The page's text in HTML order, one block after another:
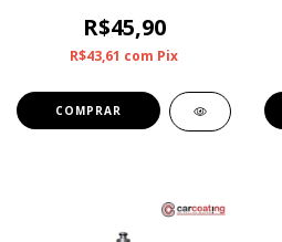
R$45,90
R$43,61 com Pix